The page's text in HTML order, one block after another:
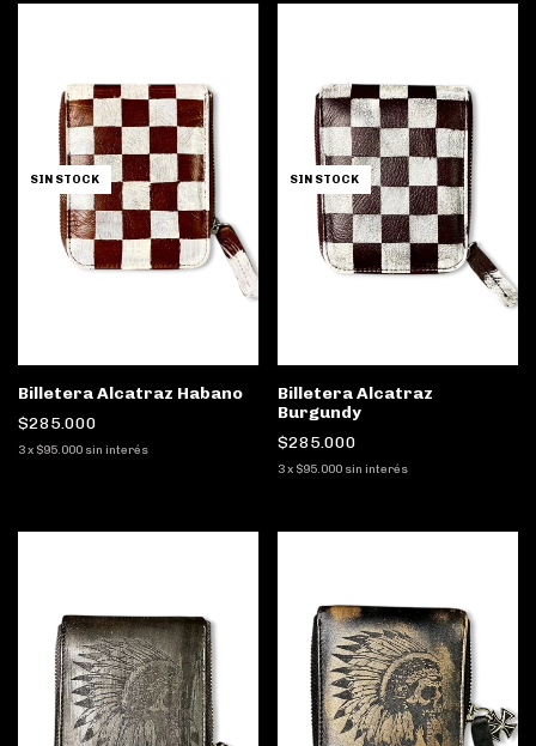
SIN STOCK
Billetera Alcatraz Habano
$285.000
3x $95.000 sin interés
SIN STOCK
Billetera Alcatraz
Burgundy
$285.000
3 x $95.000 sin interés